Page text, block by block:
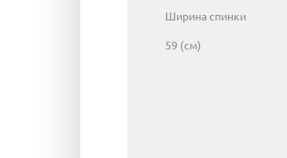
Ширина спинки
59 (см)